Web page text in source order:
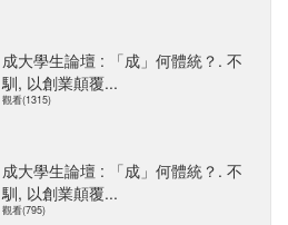
成大學生論壇 : 「成」何體統？. 不
馴, 以創業顛覆...
觀看(1315)
成大學生論壇 : 「成」何體統？. 不
馴, 以創業顛覆...
觀看(795)